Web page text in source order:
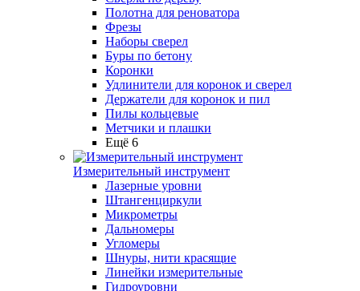
Полотна для реноватора
Фрезы
Наборы сверел
Буры по бетону
Коронки
Удлинители для коронок и сверел
Держатели для коронок и пил
Пилы кольцевые
Метчики и плашки
Ещё 6
Измерительный инструмент
Лазерные уровни
Штангенциркули
Микрометры
Дальномеры
Угломеры
Шнуры, нити красящие
Линейки измерительные
Гидроуровни